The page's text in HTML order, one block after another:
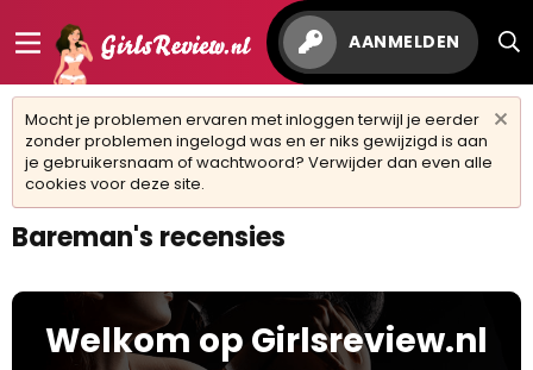
AANMELDEN
Mocht je problemen ervaren met inloggen terwijl je eerder
zonder problemen ingelogd was en er niks gewijzigd is aan
je gebruikersnaam of wachtwoord? Verwijder dan even alle
cookies voor deze site.
Bareman's recensies
Welkom op Girlsreview.nl